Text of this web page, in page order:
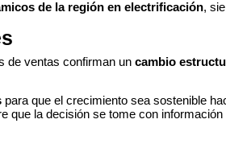
de la región en electrificación,
de ventas confirman un cambio
para que el crecimiento sea sostenible
que la decisión se tome con